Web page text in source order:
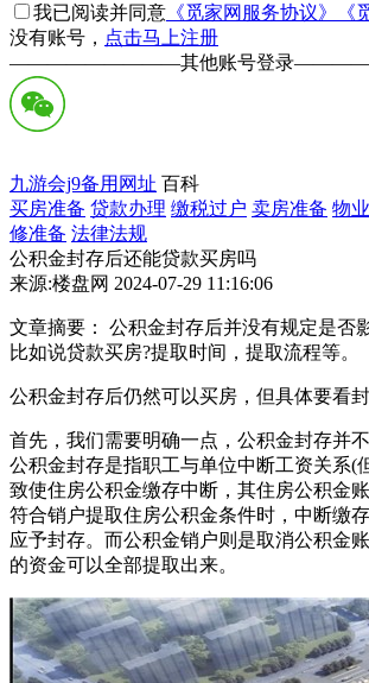
我已阅读并同意 《觅家网服务协议》
《
没有账号， 点击马上注册
—————————其他账号登录
九游会j9备用网址 百科
买房准备 贷款办理 缴税过户 卖房准备 物
修准备 法律法规
公积金封存后还能贷款买房吗
来源:楼盘网 2024-07-29 11:16:06
文章摘要： 公积金封存后并没有规定是否
比如说贷款买房?提取时间，提取流程等。
公积金封存后仍然可以买房，但具体要看
首先，我们需要明确一点，公积金封存并
公积金封存是指职工与单位中断工资关系(
致使住房公积金缴存中断，其住房公积金
符合销户提取住房公积金条件时，中断缴
应予封存。而公积金销户则是取消公积金
的资金可以全部提取出来。